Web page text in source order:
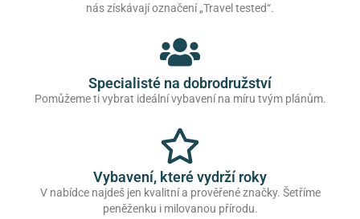
nás získávají označení „Travel tested“.
Specialisté na dobrodružství
Pomůžeme ti vybrat ideální vybavení na míru tvým plánům.
Vybavení, které vydrží roky
V nabídce najdeš jen kvalitní a prověřené značky. Šetříme
peněženku i milovanou přírodu.